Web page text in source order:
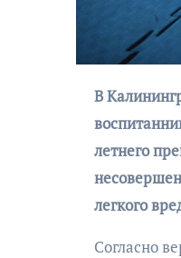
В Калининграде тренер спортивной школы единоборств будет судим за избиение 11-летнего
летнего
легкого
Согласно